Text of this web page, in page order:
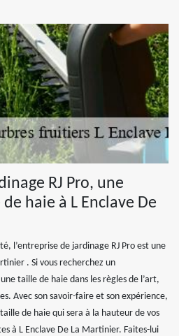
RJ Pro, une
haie à L Enclave De
l’entreprise de jardinage RJ Pro est une
. Si vous recherchez un
taille de haie dans les règles de l’art,
Avec son savoir-faire et son expérience,
de haie qui sera à la hauteur de vos
à L Enclave De La Martinier. Faites-lui